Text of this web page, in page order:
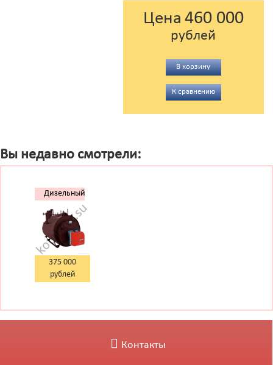
Цена 460 000
рублей
В корзину
К сравнению
Вы недавно смотрели:
Дизельный
парогенератор
300 кг
375 000
рублей
Контакты